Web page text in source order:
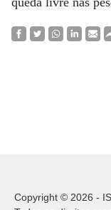
Copyright © 2026 -